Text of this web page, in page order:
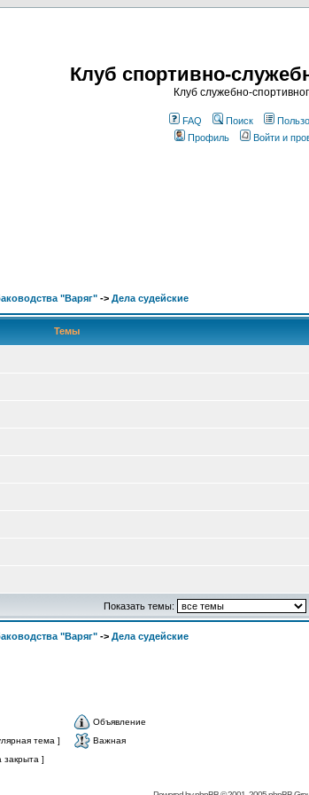
Клуб спортивно-
Клуб служебно-
FAQ Поиск
Профиль
Войти и
"Варяг" -> Дела судейские
Темы
Показать темы:
"Варяг" -> Дела судейские
Объявление
тема ]
Важная
]